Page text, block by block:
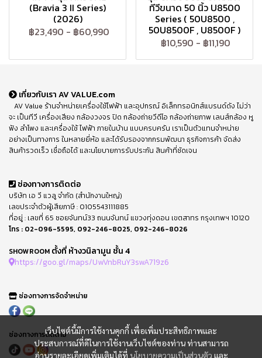
(Bravia 3 II Series)
(2026)
฿23,490 - ฿60,990
ทีวีขนาด 50 นิ้ว U8500
Series ( 50U8500 ,
50U8500F , U8500F )
฿10,590 - ฿11,190
เว็บไซต์นี้มีการใช้งานคุกกี้ เพื่อเพิ่มประสิทธิภาพและ
ประสบการณ์ที่ดีในการใช้งานเว็บไซต์ของท่าน ท่านสามารถ
อ่านรายละเอียดเพิ่มเติมได้ที่ นโยบายความเป็นส่วนตัว และ
เกี่ยวกับเรา AV VALUE.com
AV Value ร้านจำหน่ายเครื่องใช้ไฟฟ้า และอุปกรณ์ อิเล็กทรอนิกส์แบรนด์ดัง ไม่ว่า
จะ เป็นทีวี เครื่องเสียง กล้องวงจร ปิด กล้องถ่ายวีดีโอ กล้องถ่ายภาพ เลนส์กล้อง หู
ฟัง ลำโพง และเครื่องใช้ ไฟฟ้า ภายในบ้าน แบบครบครัน เราเป็นตัวแทนจำหน่าย
อย่างเป็นทางการ ในหลายยี่ห้อ และได้รับรองจากกรมพัฒนา ธุรกิจการค้า จัดส่ง
สินค้ารวดเร็ว เชื่อถือได้ และนโยบายการรับประกัน สินค้าที่ชัดเจน
ช่องทางการติดต่อ
บริษัท เอ วี แวลู จำกัด (สำนักงานใหญ่)
เลขประจำตัวผู้เสียภาษี : 0105543111885
ที่อยู่ : เลขที่ 65 ซอยจันทน์33 ถนนจันทน์ แขวงทุ่งดอน เขตสาทร กรุงเทพฯ 10120
โทร : 02-096-5595, 092-246-8025, 092-246-8026
SHOWROOM ตั้งที่ ห้างวนิลามูน ชั้น 4
https://goo.gl/maps/UwVnbRuY3swA719z6
ช่องทางการจัดจำหน่าย
ช่องทางการติดตาม